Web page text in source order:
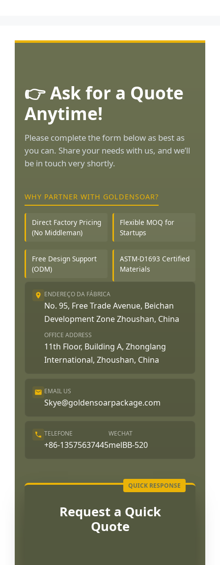
👉 Ask for a Quote
Anytime!
Please complete the form below as best as
you can. Share your needs with us, and we’ll
be in touch very shortly.
WHY PARTNER WITH GOLDENSOAR?
Direct Factory Pricing
(No Middleman)
Flexible MOQ for
Startups
Free Design Support
(ODM)
ASTM-D1693 Certified
Materials
ENDEREÇO DA FÁBRICA
No. 95, Free Trade Avenue, Beichan
Development Zone Zhoushan, China
OFFICE ADDRESS
11th Floor, Building A, Zhonglang
International, Zhoushan, China
EMAIL US
Skye@goldensoarpackage.com
TELEFONE
+86-13575637445
WECHAT
melBB-520
Request a Quick
Quote